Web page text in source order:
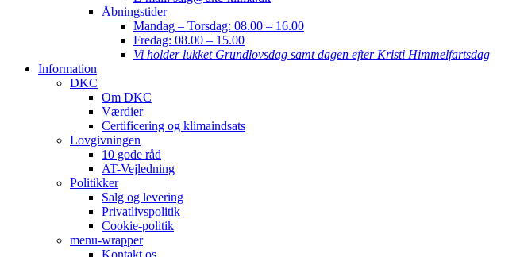
Åbningstider
Mandag – Torsdag: 08.00 – 16.00
Fredag: 08.00 – 15.00
Vi holder lukket Grundlovsdag samt dagen efter Kristi Himmelfartsdag
Information
DKC
Om DKC
Værdier
Certificering og klimaindsats
Lovgivningen
10 gode råd
AT-Vejledning
Politikker
Salg og levering
Privatlivspolitik
Cookie-politik
menu-wrapper